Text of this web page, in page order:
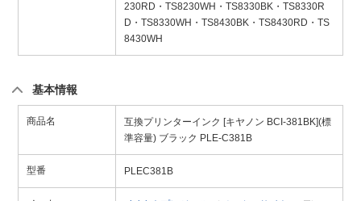
230RD・TS8230WH・TS8330BK・TS8330R
D・TS8330WH・TS8430BK・TS8430RD・TS
8430WH
基本情報
商品名
互換プリンターインク [キヤノン BCI-381BK](標
準容量) ブラック PLE-C381B
型番 PLEC381B